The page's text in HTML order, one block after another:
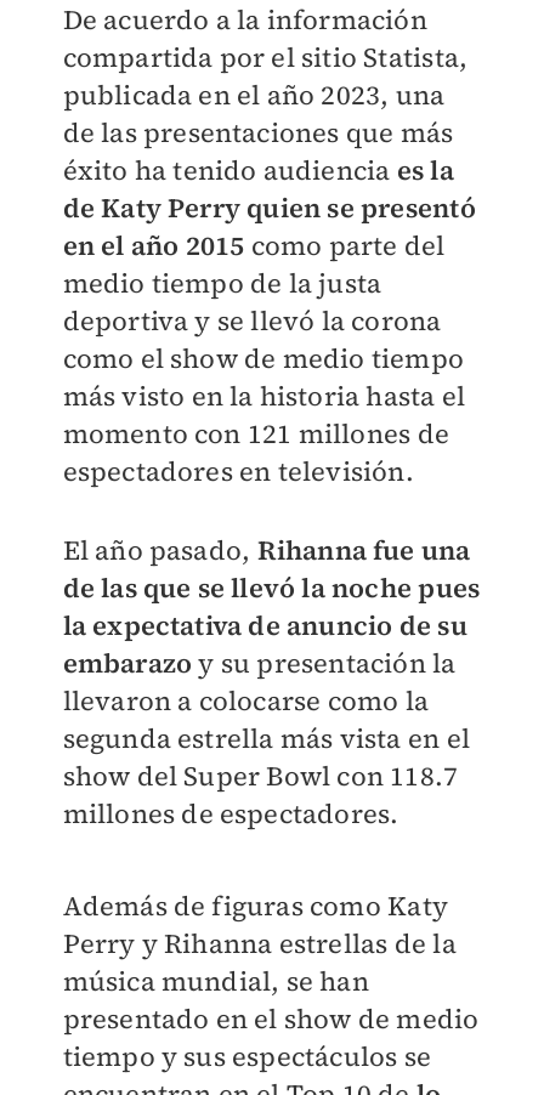
De acuerdo a la información
compartida por el sitio Statista,
publicada en el año 2023, una
de las presentaciones que más
éxito ha tenido audiencia es la
de Katy Perry quien se presentó
en el año 2015 como parte del
medio tiempo de la justa
deportiva y se llevó la corona
como el show de medio tiempo
más visto en la historia hasta el
momento con 121 millones de
espectadores en televisión.
El año pasado, Rihanna fue una
de las que se llevó la noche pues
la expectativa de anuncio de su
embarazo y su presentación la
llevaron a colocarse como la
segunda estrella más vista en el
show del Super Bowl con 118.7
millones de espectadores.
Además de figuras como Katy
Perry y Rihanna estrellas de la
música mundial, se han
presentado en el show de medio
tiempo y sus espectáculos se